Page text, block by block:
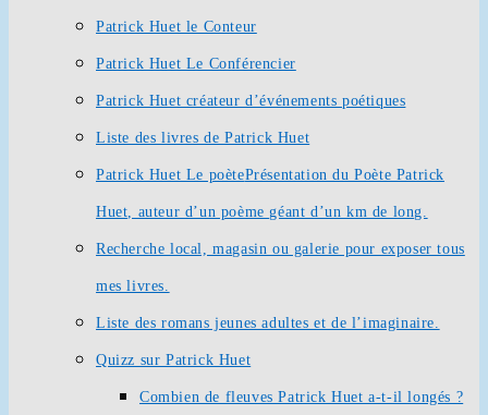
Patrick Huet le Conteur
Patrick Huet Le Conférencier
Patrick Huet créateur d’événements poétiques
Liste des livres de Patrick Huet
Patrick Huet Le poètePrésentation du Poète Patrick
Huet, auteur d’un poème géant d’un km de long.
Recherche local, magasin ou galerie pour exposer tous
mes livres.
Liste des romans jeunes adultes et de l’imaginaire.
Quizz sur Patrick Huet
Combien de fleuves Patrick Huet a-t-il longés ?